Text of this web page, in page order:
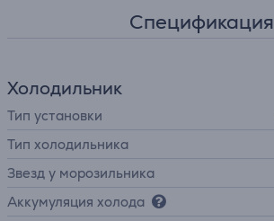
Спецификация
Холодильник
Тип установки
Тип холодильника
Звезд у морозильника
Аккумуляция холода